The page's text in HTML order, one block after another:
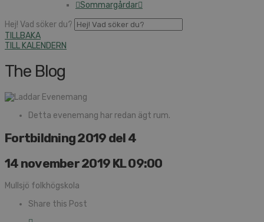
Sommargårdar
Hej! Vad söker du?
TILLBAKA
TILL KALENDERN
The Blog
Detta evenemang har redan ägt rum.
Fortbildning 2019 del 4
14 november 2019 KL 09:00
Mullsjö folkhögskola
Share this Post